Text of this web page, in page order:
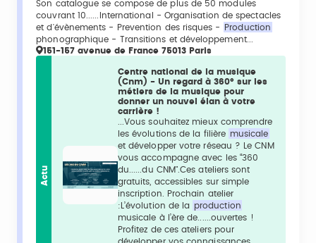
Son catalogue se compose de plus de 50 modules
couvrant 10......International - Organisation de spectacles
et d'évènements - Prevention des risques -
Production
phonographique - Transitions et développement...
151-157 avenue de France 75013 Paris
Actu
Centre national de la musique
(Cnm) - Un regard à 360° sur les
métiers de la musique pour
donner un nouvel élan à votre
carrière !
...Vous souhaitez mieux comprendre
les évolutions de la filière musicale
et développer votre réseau ? Le CNM
vous accompagne avec les “360
du......du CNM".Ces ateliers sont
gratuits, accessibles sur simple
inscription. Prochain atelier
:L’évolution de la production
musicale à l’ère de......ouvertes !
Profitez de ces ateliers pour
développer vos connaissances